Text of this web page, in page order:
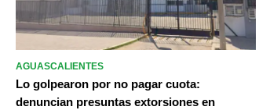
AGUASCALIENTES
Lo golpearon por no pagar cuota:
denuncian presuntas extorsiones en